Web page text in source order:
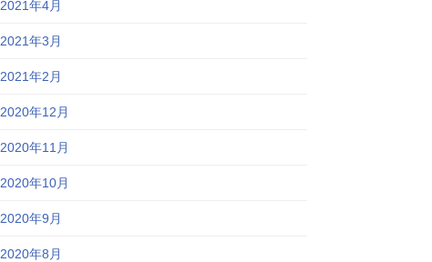
2021年4月
2021年3月
2021年2月
2020年12月
2020年11月
2020年10月
2020年9月
2020年8月